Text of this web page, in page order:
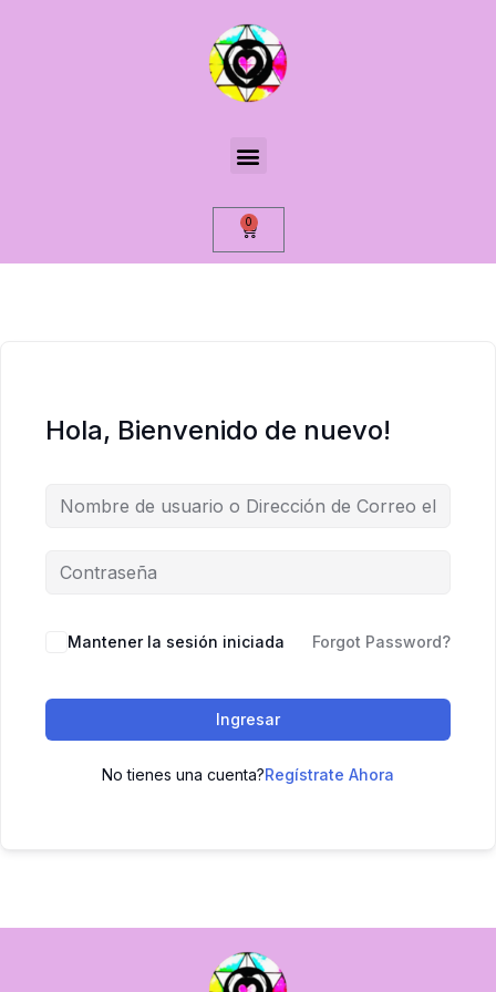
0
Hola, Bienvenido de nuevo!
Mantener la sesión iniciada Forgot Password?
Ingresar
No tienes una cuenta?Regístrate Ahora